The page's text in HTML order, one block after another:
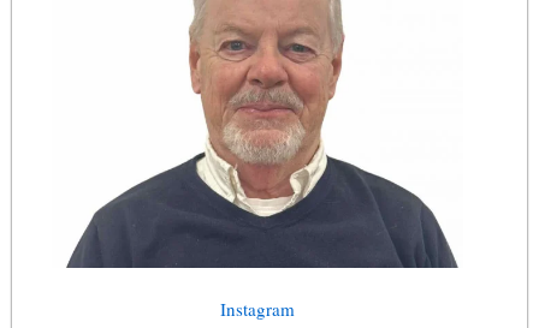
Instagram